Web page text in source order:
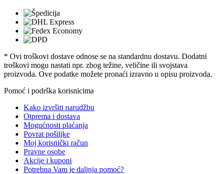
* Ovi troškovi dostave odnose se na standardnu ​​dostavu. Dodatni
troškovi mogu nastati npr. zbog težine, veličine ili svojstava
proizvoda. Ove podatke možete pronaći izravno u opisu proizvoda.
Pomoć i podrška korisnicima
Kako izvršiti narudžbu
Otprema i dostava
Mogućnosti plaćanja
Povrat pošiljke
Moj korisnički račun
Pravne osobe
Akcije i kuponi
Potrebna Vam je daljnja pomoć?